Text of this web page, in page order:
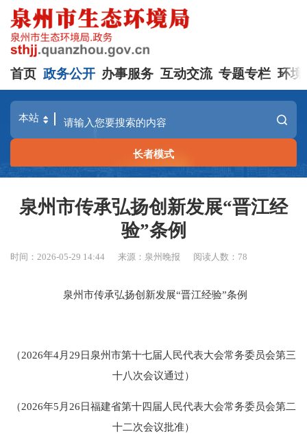
首页 政务公开 办事服务 互动交流 专题专栏 环境
长者模式
泉州市传承弘扬创新发展“晋江经
验”条例
时间：2026-05-29 14:44 来源：泉州晚报 阅读人数： 78
泉州市传承弘扬创新发展“晋江经验”条例
（2026年4月29日泉州市第十七届人民代表大会常务委员会第三
十八次会议通过）
（2026年5月26日福建省第十四届人民代表大会常务委员会第二
十二次会议批准）